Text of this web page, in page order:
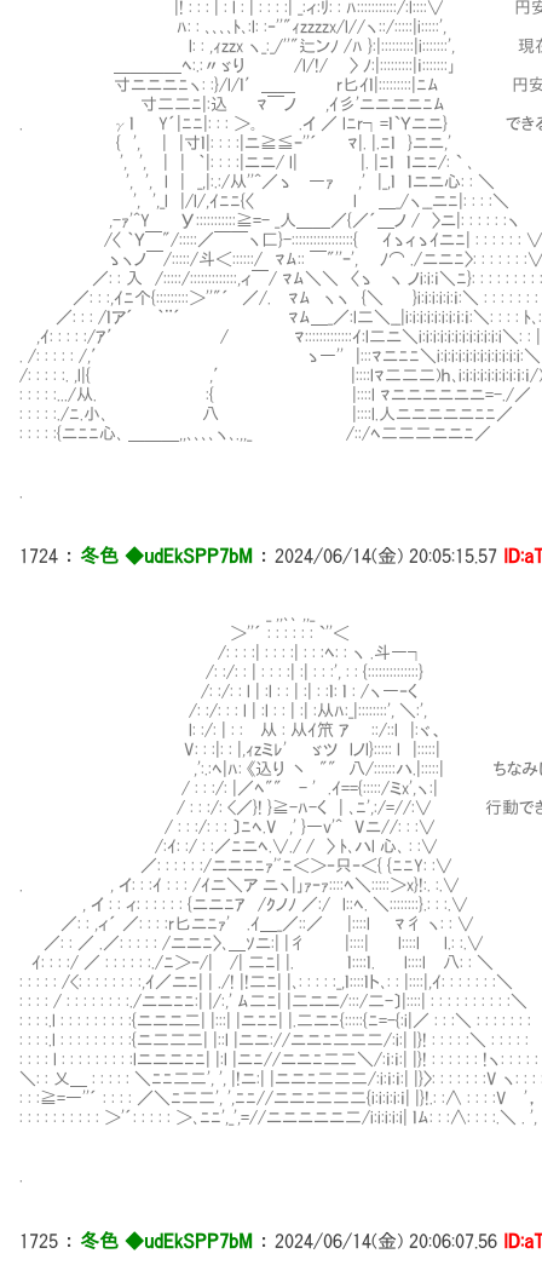
|! : : : | : l : | : : : :| _:ィ:ﾘ: : ﾊ:::::::::::/:l::::∨ 円安円高の
ﾊ: : ､､､､ﾄ､:l: :‐''"ｨzzzzx/l//ヽ::/:::::|i:::::',
l: : ,ｨzzx ヽ_:_/''"辷ンﾉ /ﾊ }:|:::::::::|i:::::::', 現在の日
＿＿＿＿ﾍ:.:〃ゞり /l/!/ 〉 ﾉ:|:::::::::|ｉ:::::::｣
寸ニニニﾆヽ: :}/l/ｌ′＿＿ r匕ｲｌ|:::::::::|ﾆﾑ 円安なら
寸二二ﾆ|:込 ﾏ￣ノ ,ｲ彡'ニニニニﾆﾑ
. γｌ Y´|ﾆﾆ|: : : ＞｡ .イ ／ lﾆr┐=ｌ`Ｙニニ} できる人な
{ ', | |寸ｌ|: : : :|ニ≧≦ｰ''´ ﾏ|. |.ﾆｌ }ニニ,'
', ', | | ｀|: : : :|ニニ/ l| |. |ﾆｌ ｌニﾆ/: ` ､
', ', l | _,|:.:/从''^／ゝ ―ｧ ,' |_,ｌ ｌニニ心: : ＼
', ',_l |/l/,ｲﾆﾆ{〈 l ＿_/ヽ__ニﾆ|: : : :＼
,-ｧ'^Y У:::::::::::≧=- _人＿＿／{／´＿ノ / 〉ニ|: : : : : :ヽ
/〈 ｀Ｙ￣"/:::::／￣￣ヽ匚}-:::::::::::::::::{ ｲゝィゝｲニﾆ| : : : : : : ∨
ゝヽノ￣/:::::/斗＜::::::/ ﾏﾑ:: ￣"''ｰ', ﾉ⌒ ./ニニﾆ〉: : : : : :
／: : 入 /:::::/:::::::::::::,ィ￣/ ﾏﾑ＼＼ 〈ゝ ヽ ノi:i:ｉ＼ﾆ}: : : : : : : :
／: : :,ｲﾆ个{:::::::::＞''"´ ／/. ﾏﾑ ヽヽ {＼ }i:i:i:i:i:ｉ:＼ : : : : : : :
／: : : /ｌア´ ｀¨´ ﾏﾑ＿_／:l二＼__|i:i:i:i:i:i:i:ｉ:ｉ:＼: : : : ﾄ､
,ｲ: : : : :/ｱ′ / ﾏ:::::::::::::ｲ:l二ニ＼i:i:i:i:i:i:i:i:i:i:i:i＼: :
. /: : : : : /,′ ゝ―'' |:::ﾏニﾆﾆ＼i:i:i:i:i:i:i:i:i:i:i:i:＼
/: : : : :. ,l|{ ,′ |::::lﾏ二二二)ｈ､i:i:i:i:i:i:i:i:ｉ:ｉ/)
: : : : :.../从. :{ |::::l ﾏニニニニニニ=-./／
: : : : :./ﾆ.小､ 八 |::::l.人ニニニニニﾆﾆ／
: : : : :{ニﾆﾆ心､ ＿＿＿,,､､､､ヽ､.,,_ /::/ﾍ二二二ニニﾆ／
1724 ： 冬色 ◆udEkSPP7bM ： 2024/06/14(金) 20:05:15.57
_ ,,､､ ,,_
＞''´ : : : : : : `''＜
/: : : :| : : : :| : : :ﾍ: : ヽ .斗―┐
/: :/: : | : : : :| :| : : :', : : {::::::::::::::}
/: :/: : l | :l : : | :| : :ｌ: ｌ : /ヽ―‐く
/: :/: : : l | :l : : | :| :从ﾊ:_|::::::::', ＼:',
l: :/: | : :Ⅳ从 : 从ｲ笊 ｱ ㍉::/::l |:ヾ、
V: : :|: : |,ｨzミﾚ' ゞツ lノl}::::: l |:::::|
,':.:ﾍ|ﾊ: 《込り 丶 "" 八/::::::ハ.|:::::| ちなみに投稿して
/ : : :/: |／ﾍ"" - ' .ｲ=={:::::/ミx',ヽ:|
/ : : :/: <／}! }≧-ﾊ-く | ､ﾆ',:/=//:∨ 行動できる人は滅
/ : : :/: : : 〕ﾆﾍ.V ,' }―v'^ Vニ//: : :∨
/:ｲ: :/ : :／ﾆニﾍ.∨./ / 〉 ﾄ､ハl 心､ : :∨
／: : : : : :/ニニﾆﾆｧ'ﾞﾆ＜＞‐只‐＜{ {ﾆﾆY: :∨
. , イ: : :ｲ : : : /ｲニ＼ア ニヽ|｣ｧ‐ｧ::::ﾍ＼:::::＞x}!:. :.∨
, イ : : ィ: : : : : : {ニニﾆｱ /ｸノﾉ ／:/ l::ﾍ. ＼::::::::}.: : :.∨
／: : ,ィ´ ／: : : :r匕ニﾆｧ' .ｲ＿_／::／ |::::l ﾏ彳 ヽ: : ∨
／: : ／ .／: : : : : /ニニﾆ〉､＿ｿニ:| |彳 |::::| l::::l l.: :.∨
ｲ: : : :/ ／ : : : : : :./ﾆ＞‐/| /| 二ﾆ| |. ｌ::::ｌ. l::::l 八: : ＼
: : : : : /<: : : : : : : :,ｲ／ニﾆ| | ./! |!二ﾆ| |､: : : : :_,ｌ::::ｌト､: : |::::|,ｲ: : : : : : :＼
: : : : / : : : : : : : :./ニニﾆﾆ:| |/:,' ﾑ二ﾆ| |二ニニ/:::/二-〕|::::| : : : : : : : : : :＼
: : : :.l : : : : : : : : :{ニニニ二| |:::| |ニﾆﾆ| |.二ニﾆ{:::::{ﾆ=-{:i|／ : : :＼ : : : : : : :
: : : :.l : : : : : : : : :{ニ二二二| |::l |ニニ://ニニﾆ二二二/:i:| |}! : : : : :＼ : : : : :
: : : : l : : : : : : : : :lニニニﾆﾆ| |:l |ニﾆ//ニニﾆ二二＼/:ｉ:ｉ:| |}! : : : : : : !ヽ: : : : :
＼: : 乂＿ : : : : : ＼ﾆﾆ二二', ', |!ニ:| |ニニﾆ二二二/:i:ｉ:ｉ:| |}〉: : : : : : :V ヽ: : :
: : :≧=―''´ : : : : ／＼ﾆ二二', ',ﾆﾆ//ニニﾆ二二二{i:i:i:i:ｉ| |}!.: :∧ : : : :V '，
: : : : : : : : : : ＞'´: : : : : ＞､ﾆﾆ',_',=//ニニニニニ二/i:i:i:i:i| ｌﾑ: : :∧: : : :.＼ . ',
1725 ： 冬色 ◆udEkSPP7bM ： 2024/06/14(金) 20:06:07.56